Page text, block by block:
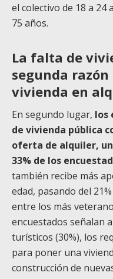
el colectivo de 18 a 24
75 años.
La falta de
segunda razón
vivienda en
En segundo lugar, los
de vivienda pública
oferta de alquiler,
33% de los
también recibe más
edad, pasando del
entre los más
encuestados señalan
turísticos (30%), los
para poner una
construcción de